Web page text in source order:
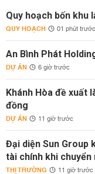
Quy hoạch bốn khu
QUY HOẠCH 01 phút trước
An Bình Phát
DỰ ÁN 6 giờ trước
Khánh Hòa đề xuất
đồng
DỰ ÁN 11 giờ trước
Đại diện Sun Group
tài chính khi chuyển
THỊ TRƯỜNG 11 giờ trước